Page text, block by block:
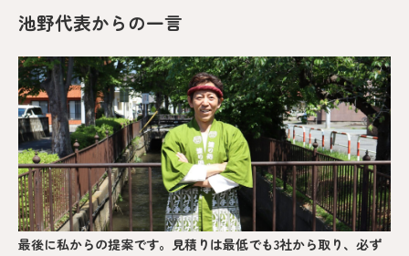
池野代表からの一言
最後に私からの提案です。見積りは最低でも3社から取り、必ず